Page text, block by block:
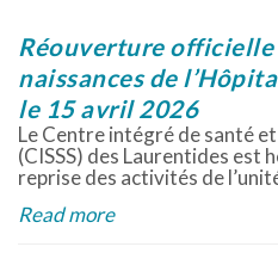
Réouverture
naissances de
le 15 avril 2026
Le Centre intégré de santé
(CISSS) des Laurentides est
reprise des activités de
Read more